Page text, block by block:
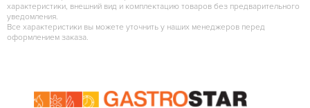
характеристики, внешний вид и комплектацию товаров без предварительного
уведомления.
Все характеристики вы можете уточнить у наших менеджеров перед
оформлением заказа.